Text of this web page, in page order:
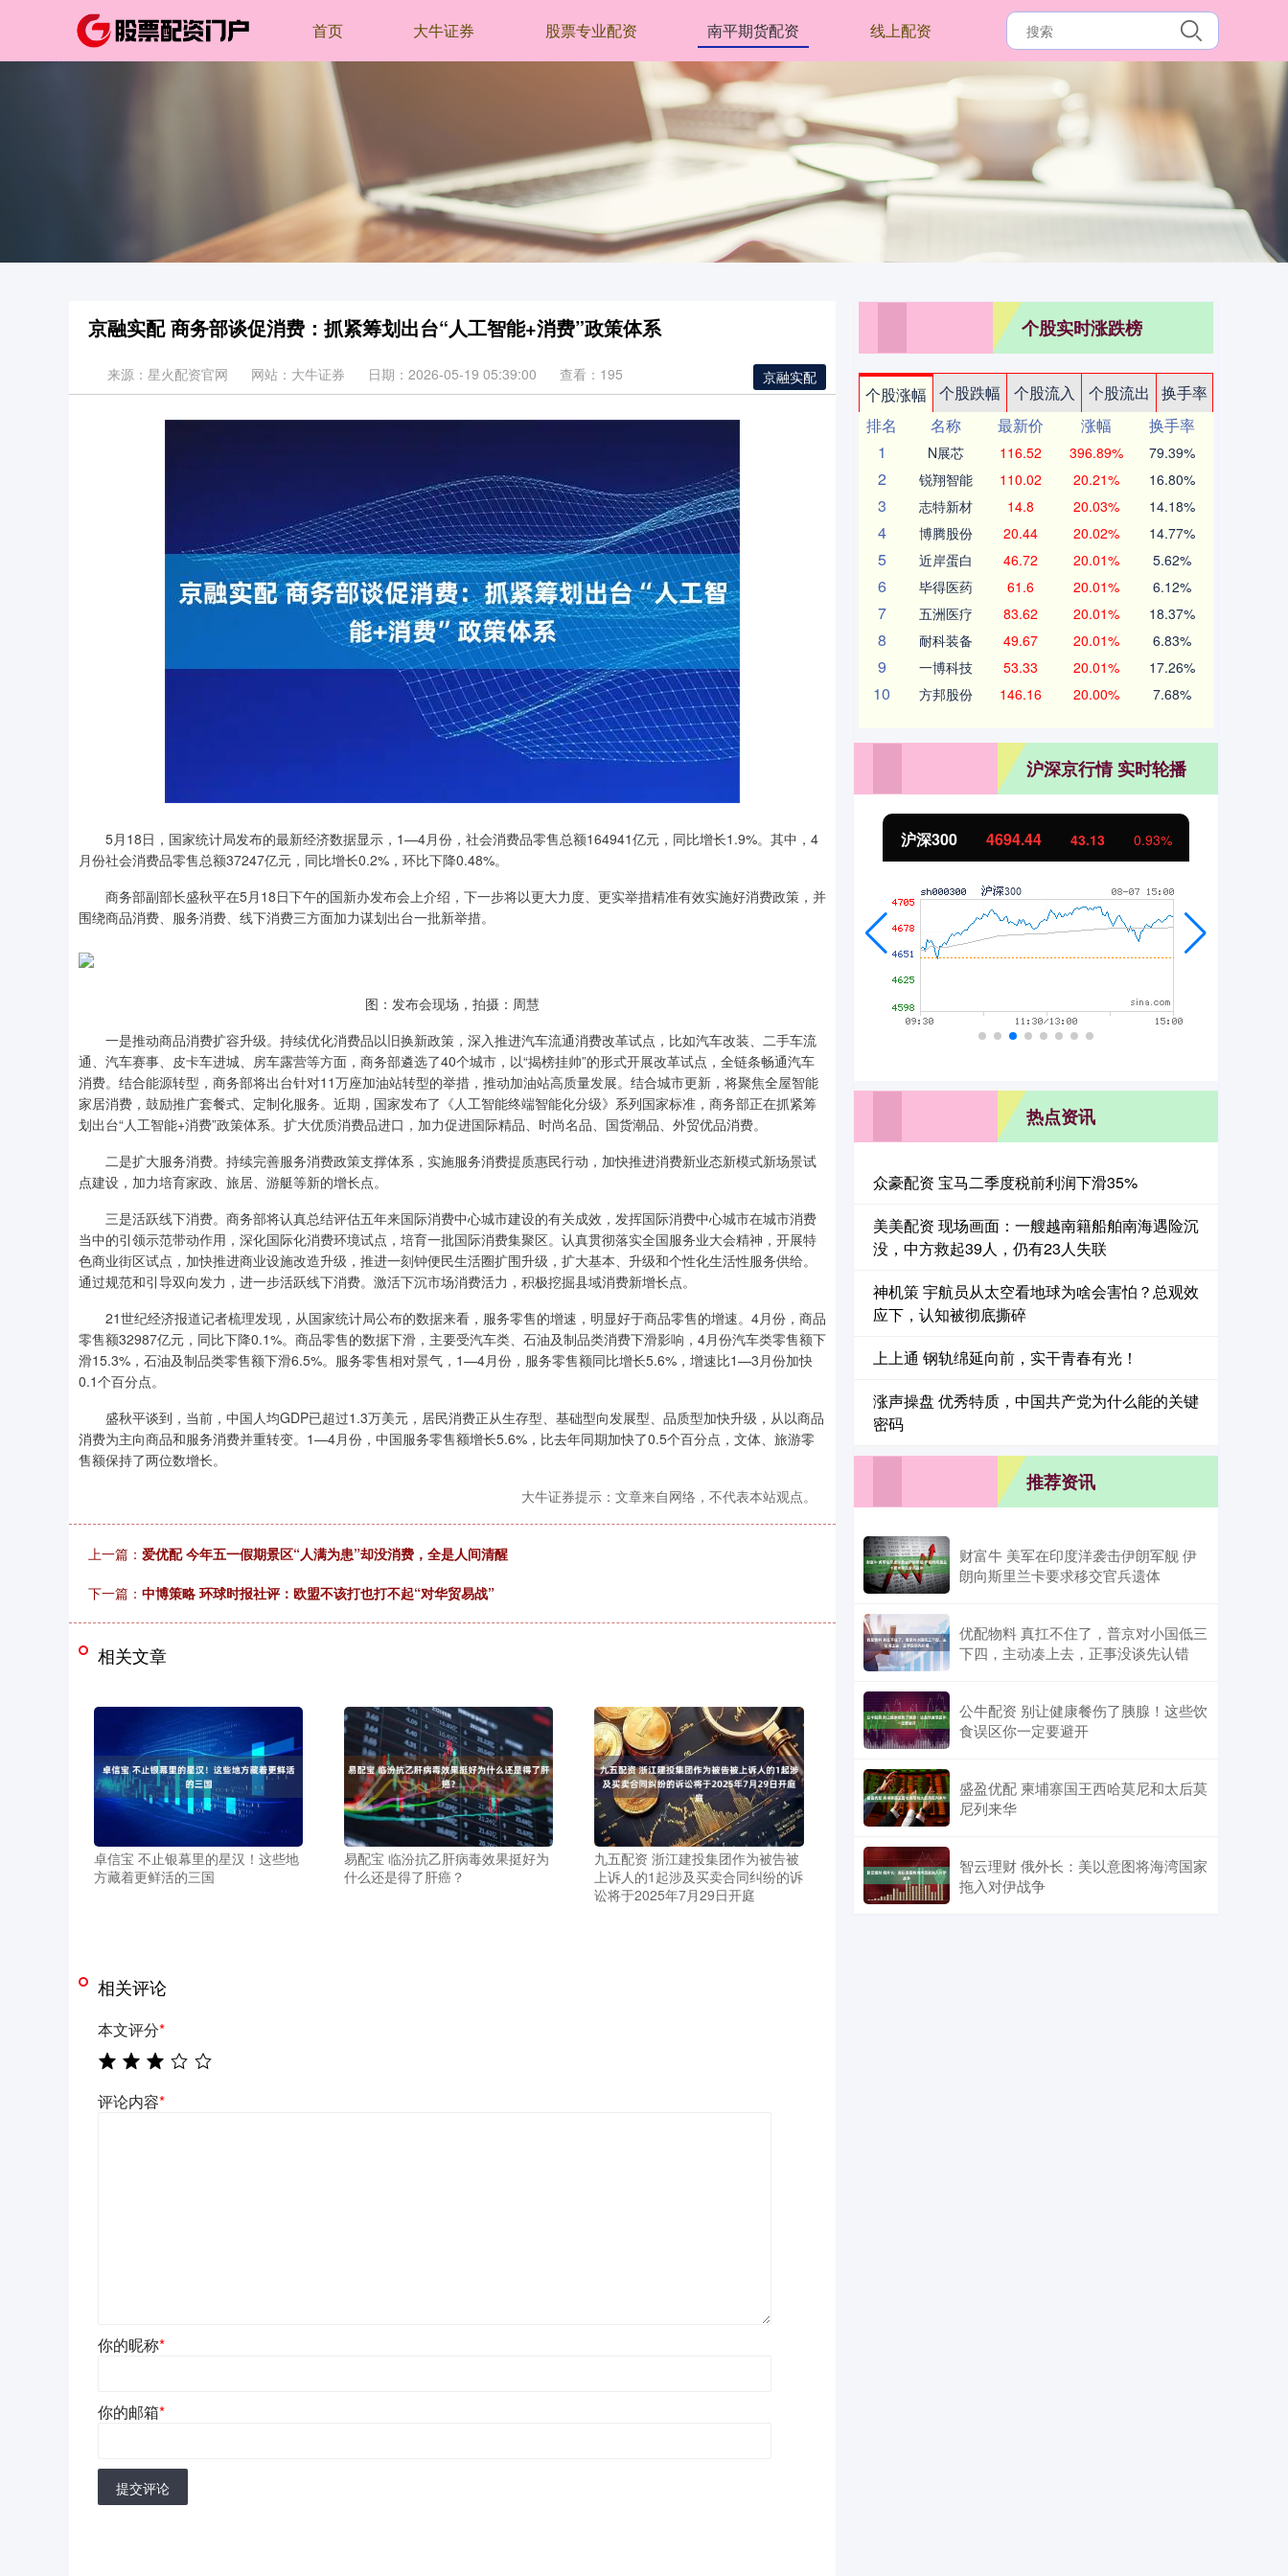
首页 大牛证券 股票专业配资 南平期货配资 线上配资
京融实配 商务部谈促消费：抓紧筹划出台“人工智能+消费”政策体系
京融实配
来源：星火配资官网 网站：大牛证券 日期：2026-05-19 05:39:00 查看：195
5月18日，国家统计局发布的最新经济数据显示，1—4月份，社会消费品零售总额164941亿元，同比增长1.9%。其中，4
月份社会消费品零售总额37247亿元，同比增长0.2%，环比下降0.48%。
商务部副部长盛秋平在5月18日下午的国新办发布会上介绍，下一步将以更大力度、更实举措精准有效实施好消费政策，并
围绕商品消费、服务消费、线下消费三方面加力谋划出台一批新举措。
图：发布会现场，拍摄：周慧
一是推动商品消费扩容升级。持续优化消费品以旧换新政策，深入推进汽车流通消费改革试点，比如汽车改装、二手车流
通、汽车赛事、皮卡车进城、房车露营等方面，商务部遴选了40个城市，以“揭榜挂帅”的形式开展改革试点，全链条畅通汽车
消费。结合能源转型，商务部将出台针对11万座加油站转型的举措，推动加油站高质量发展。结合城市更新，将聚焦全屋智能
家居消费，鼓励推广套餐式、定制化服务。近期，国家发布了《人工智能终端智能化分级》系列国家标准，商务部正在抓紧筹
划出台“人工智能+消费”政策体系。扩大优质消费品进口，加力促进国际精品、时尚名品、国货潮品、外贸优品消费。
二是扩大服务消费。持续完善服务消费政策支撑体系，实施服务消费提质惠民行动，加快推进消费新业态新模式新场景试
点建设，加力培育家政、旅居、游艇等新的增长点。
三是活跃线下消费。商务部将认真总结评估五年来国际消费中心城市建设的有关成效，发挥国际消费中心城市在城市消费
当中的引领示范带动作用，深化国际化消费环境试点，培育一批国际消费集聚区。认真贯彻落实全国服务业大会精神，开展特
色商业街区试点，加快推进商业设施改造升级，推进一刻钟便民生活圈扩围升级，扩大基本、升级和个性化生活性服务供给。
通过规范和引导双向发力，进一步活跃线下消费。激活下沉市场消费活力，积极挖掘县域消费新增长点。
21世纪经济报道记者梳理发现，从国家统计局公布的数据来看，服务零售的增速，明显好于商品零售的增速。4月份，商品
零售额32987亿元，同比下降0.1%。商品零售的数据下滑，主要受汽车类、石油及制品类消费下滑影响，4月份汽车类零售额下
滑15.3%，石油及制品类零售额下滑6.5%。服务零售相对景气，1—4月份，服务零售额同比增长5.6%，增速比1—3月份加快
0.1个百分点。
盛秋平谈到，当前，中国人均GDP已超过1.3万美元，居民消费正从生存型、基础型向发展型、品质型加快升级，从以商品
消费为主向商品和服务消费并重转变。1—4月份，中国服务零售额增长5.6%，比去年同期加快了0.5个百分点，文体、旅游零
售额保持了两位数增长。
大牛证券提示：文章来自网络，不代表本站观点。
上一篇： 爱优配 今年五一假期景区“人满为患”却没消费，全是人间清醒
下一篇： 中博策略 环球时报社评：欧盟不该打也打不起“对华贸易战”
相关文章
卓信宝 不止银幕里的星汉！这些地
方藏着更鲜活的三国
易配宝 临汾抗乙肝病毒效果挺好为
什么还是得了肝癌？
九五配资 浙江建投集团作为被告被
上诉人的1起涉及买卖合同纠纷的诉
讼将于2025年7月29日开庭
相关评论
本文评分*
评论内容*
你的昵称*
你的邮箱*
提交评论
个股实时涨跌榜
个股涨幅 个股跌幅 个股流入 个股流出
换手率
排名
名称 最新价 涨幅
换手率
1
N展芯 116.52 396.89% 79.39%
2 锐翔智能 110.02 20.21% 16.80%
3 志特新材 14.8 20.03% 14.18%
4 博腾股份 20.44 20.02% 14.77%
5 近岸蛋白 46.72 20.01% 5.62%
6 毕得医药 61.6 20.01% 6.12%
7 五洲医疗 83.62 20.01% 18.37%
8 耐科装备 49.67 20.01% 6.83%
9 一博科技 53.33 20.01% 17.26%
10 方邦股份 146.16 20.00% 7.68%
沪深京行情 实时轮播
上证指数 3940.04 39.68 1.02% 深证成指 14311.01 200.89 1.42% 沪深300 4694.44 43.13 0.93%
热点资讯
众豪配资 宝马二季度税前利润下滑35%
美美配资 现场画面：一艘越南籍船舶南海遇险沉
没，中方救起39人，仍有23人失联
神机策 宇航员从太空看地球为啥会害怕？总观效
应下，认知被彻底撕碎
上上通 钢轨绵延向前，实干青春有光！
涨声操盘 优秀特质，中国共产党为什么能的关键
密码
推荐资讯
财富牛 美军在印度洋袭击伊朗军舰 伊
朗向斯里兰卡要求移交官兵遗体
优配物料 真扛不住了，普京对小国低三
下四，主动凑上去，正事没谈先认错
公牛配资 别让健康餐伤了胰腺！这些饮
食误区你一定要避开
盛盈优配 柬埔寨国王西哈莫尼和太后莫
尼列来华
智云理财 俄外长：美以意图将海湾国家
拖入对伊战争